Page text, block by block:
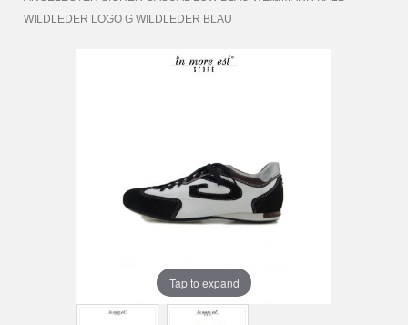
WILDLEDER LOGO G WILDLEDER BLAU
Tap to expand